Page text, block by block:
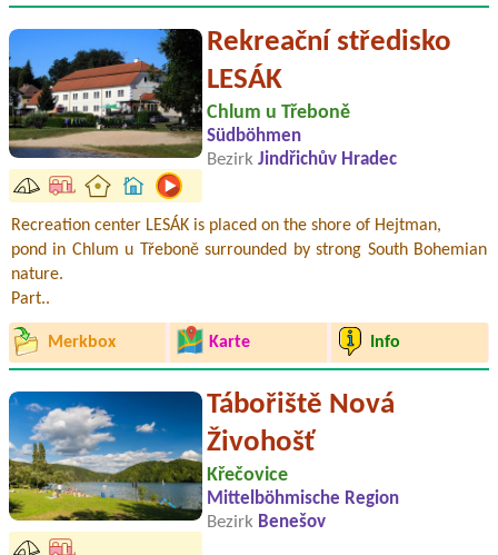
Rekreační středisko
LESÁK
Chlum u Třeboně
Südböhmen
Bezirk Jindřichův Hradec
Recreation center LESÁK is placed on the shore of Hejtman,
pond in Chlum u Třeboně surrounded by strong South Bohemian
nature.
Part..
Merkbox Karte Info
Tábořiště Nová
Živohošť
Křečovice
Mittelböhmische Region
Bezirk Benešov